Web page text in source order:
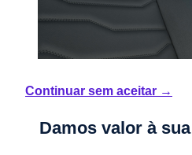
Bancos em pele com
Continuar sem aceitar →
Damos valor à